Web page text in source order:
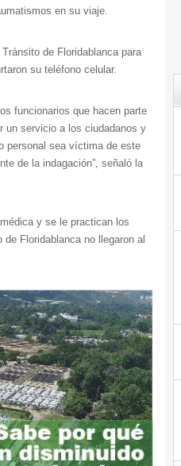
en su viaje.
de Floridablanca para
su teléfono celular.
funcionarios que hacen parte
un servicio a los ciudadanos y
personal sea víctima de este
de la indagación”, señaló la
y se le practican los
Floridablanca no llegaron al